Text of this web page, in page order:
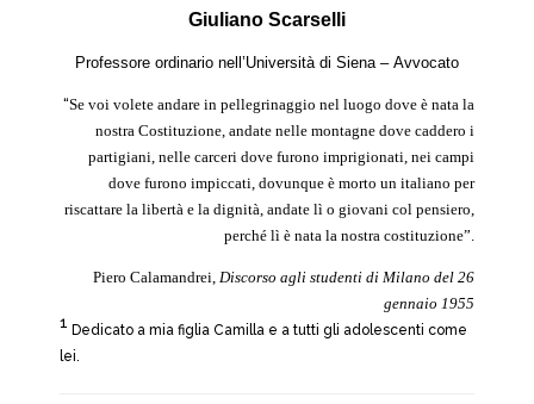
Giuliano Scarselli
Professore ordinario nell’Università di Siena – Avvocato
“Se voi volete andare in pellegrinaggio nel luogo dove è nata la
nostra Costituzione, andate nelle montagne dove caddero i
partigiani, nelle carceri dove furono imprigionati, nei campi
dove furono impiccati, dovunque è morto un italiano per
riscattare la libertà e la dignità, andate lì o giovani col pensiero,
perché lì è nata la nostra costituzione”.
Piero Calamandrei, Discorso agli studenti di Milano del 26
gennaio 1955
1 Dedicato a mia figlia Camilla e a tutti gli adolescenti come
lei.